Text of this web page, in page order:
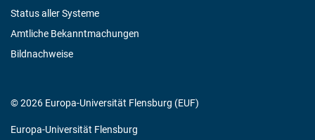
Status aller Systeme
Amtliche Bekanntmachungen
Bildnachweise
© 2026 Europa-Universität Flensburg (EUF)
Europa-Universität Flensburg